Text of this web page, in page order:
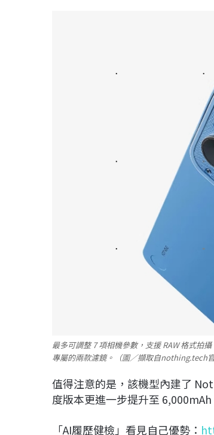
最多可調整 7 項相機參數，支援 RAW 格式拍
專屬的兩款濾鏡。（圖／擷取自nothing.tech官
值得注意的是，該機型內建了
度版本更進一步提升至
「AI履歷健檢」看見自己優勢：